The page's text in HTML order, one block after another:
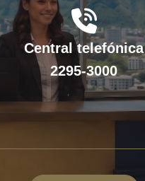
fas
fa-
phone-
volume
Central telefónica
2295-3000